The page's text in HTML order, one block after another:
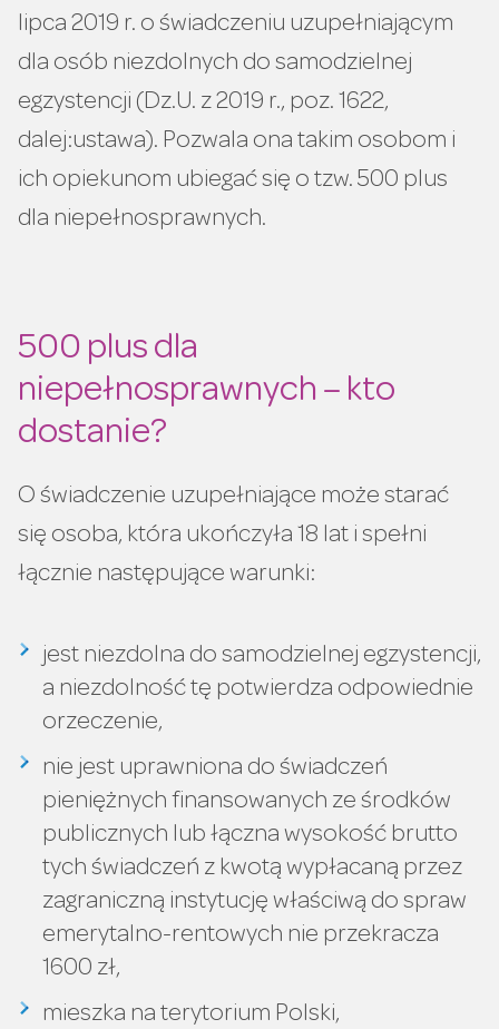
przyznaniu świadczenia 500 plus dla
niepełnosprawnych?
Jak odwołać się od decyzji ZUS?
Kiedy świadczenie 500 plus dla
niepełnosprawnych się nie należy?
lipca 2019 r. o świadczeniu uzupełniającym
dla osób niezdolnych do samodzielnej
egzystencji (Dz.U. z 2019 r., poz. 1622,
dalej:ustawa). Pozwala ona takim osobom i
ich opiekunom ubiegać się o tzw. 500 plus
dla niepełnosprawnych.
500 plus dla
niepełnosprawnych – kto
dostanie?
O świadczenie uzupełniające może starać
się osoba, która ukończyła 18 lat i spełni
łącznie następujące warunki:
jest niezdolna do samodzielnej egzystencji,
a niezdolność tę potwierdza odpowiednie
orzeczenie,
nie jest uprawniona do świadczeń
pieniężnych finansowanych ze środków
publicznych lub łączna wysokość brutto
tych świadczeń z kwotą wypłacaną przez
zagraniczną instytucję właściwą do spraw
emerytalno-rentowych nie przekracza
1600 zł,
mieszka na terytorium Polski,